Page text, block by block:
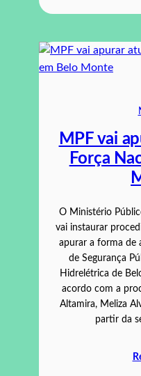
MPF vai
Força
O Ministério
vai instaurar
apurar a forma de
de Segurança
Hidrelétrica de
acordo com a
Altamira, Meliza
partir da